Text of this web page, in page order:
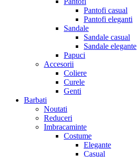
Pantofi casual
Pantofi eleganti
Sandale
Sandale casual
Sandale elegante
Papuci
Accesorii
Coliere
Curele
Genti
Barbati
Noutati
Reduceri
Imbracaminte
Costume
Elegante
Casual